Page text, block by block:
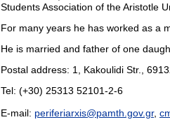
Students Association of the Aristotle
For many years he has worked as a
He is married and father of one
Postal address: 1, Kakoulidi Str.,
Tel: (+30) 25313 52101-2-6
E-mail: periferiarxis@pamth.gov.gr,